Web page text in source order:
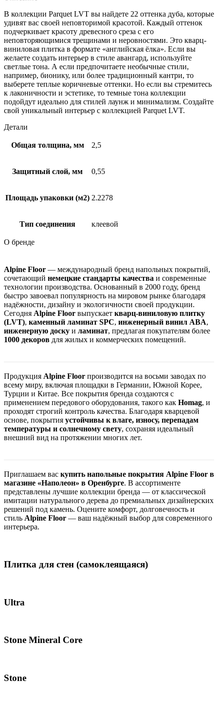
В коллекции Parquet LVT вы найдете 22 оттенка дуба, которые
удивят вас своей неповторимой красотой. Каждый оттенок
подчеркивает красоту древесного среза с его
неповторяющимися трещинами и неровностями. Это кварц-
виниловая плитка в формате «английская ёлка». Если вы
желаете создать интерьер в стиле авангард, используйте
светлые тона. А если предпочитаете необычные стили,
например, бионику, или более традиционный кантри, то
выберете теплые коричневые оттенки. Но если вы стремитесь
к лаконичности и эстетике, то темные тона коллекции
подойдут идеально для стилей лаунж и минимализм. Создайте
свой уникальный интерьер с коллекцией Parquet LVT.
Детали
Общая толщина, мм 2,5
Защитный слой, мм 0,55
Площадь упаковки (м2) 2.2278
Тип соединения клеевой
О бренде
Alpine Floor — международный бренд напольных покрытий,
сочетающий немецкие стандарты качества и современные
технологии производства. Основанный в 2000 году, бренд
быстро завоевал популярность на мировом рынке благодаря
надёжности, дизайну и экологичности своей продукции.
Сегодня Alpine Floor выпускает кварц-виниловую плитку
(LVT), каменный ламинат SPC, инженерный винил ABA,
инженерную доску и ламинат, предлагая покупателям более
1000 декоров для жилых и коммерческих помещений.
Продукция Alpine Floor производится на восьми заводах по
всему миру, включая площадки в Германии, Южной Корее,
Турции и Китае. Все покрытия бренда создаются с
применением передового оборудования, такого как Homag, и
проходят строгий контроль качества. Благодаря кварцевой
основе, покрытия устойчивы к влаге, износу, перепадам
температуры и солнечному свету, сохраняя идеальный
внешний вид на протяжении многих лет.
Приглашаем вас купить напольные покрытия Alpine Floor в
магазине «Наполеон» в Оренбурге. В ассортименте
представлены лучшие коллекции бренда — от классической
имитации натурального дерева до премиальных дизайнерских
решений под камень. Оцените комфорт, долговечность и
стиль Alpine Floor — ваш надёжный выбор для современного
интерьера.
Плитка для стен (самоклеящаяся)
Ultra
Stone Mineral Core
Stone